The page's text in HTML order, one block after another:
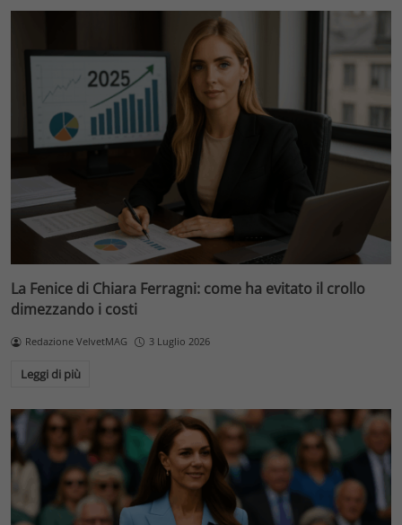
La Fenice di Chiara Ferragni: come ha evitato il crollo
dimezzando i costi
Redazione VelvetMAG 3 Luglio 2026
Leggi di più